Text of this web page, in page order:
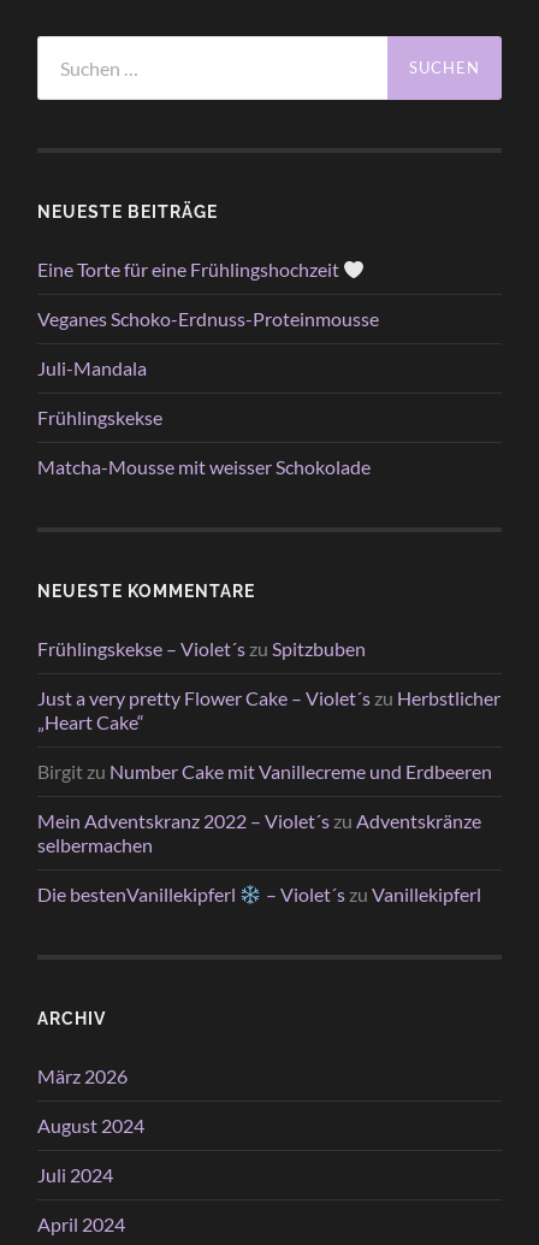
nach:
NEUESTE BEITRÄGE
Eine Torte für eine Frühlingshochzeit
Veganes Schoko-Erdnuss-Proteinmousse
Juli-Mandala
Frühlingskekse
Matcha-Mousse mit weisser Schokolade
NEUESTE KOMMENTARE
Frühlingskekse – Violet´s zuSpitzbuben
Just a very pretty Flower Cake – Violet´s zu Herbstlicher
„Heart Cake“
Birgit zu Number Cake mit Vanillecreme und Erdbeeren
Mein Adventskranz 2022 – Violet´s zuAdventskränze
selbermachen
Die bestenVanillekipferl – Violet´szu Vanillekipferl
ARCHIV
März 2026
August 2024
Juli 2024
April 2024